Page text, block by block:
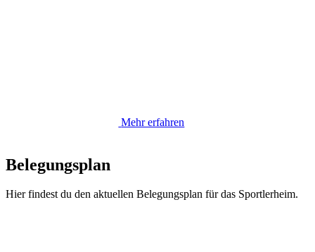
Mehr erfahren
Belegungsplan
Hier findest du den aktuellen Belegungsplan für das Sportlerheim.